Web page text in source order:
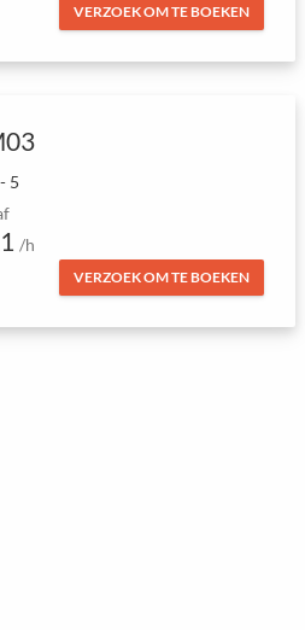
VERZOEK OM TE BOEKEN
5
/h
VERZOEK OM TE BOEKEN